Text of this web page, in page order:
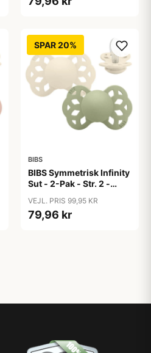
SPAR 20%
BIBS
BIBS Symmetrisk Infinity
Sut - 2-Pak - Str. 2 -
VEJL. PRIS 99,95 KR
79,96 kr